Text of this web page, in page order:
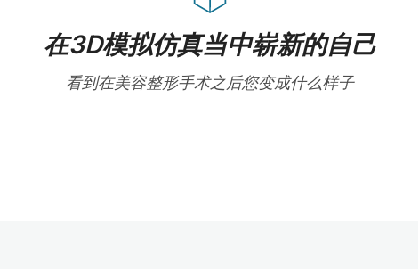
在3D模拟仿真当中崭新的自己
看到在美容整形手术之后您变成什么样子